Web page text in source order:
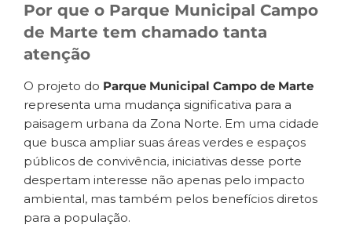
Por que o Parque Municipal Campo
de Marte tem chamado tanta
atenção
O projeto do Parque Municipal Campo de Marte
representa uma mudança significativa para a
paisagem urbana da Zona Norte. Em uma cidade
que busca ampliar suas áreas verdes e espaços
públicos de convivência, iniciativas desse porte
despertam interesse não apenas pelo impacto
ambiental, mas também pelos benefícios diretos
para a população.